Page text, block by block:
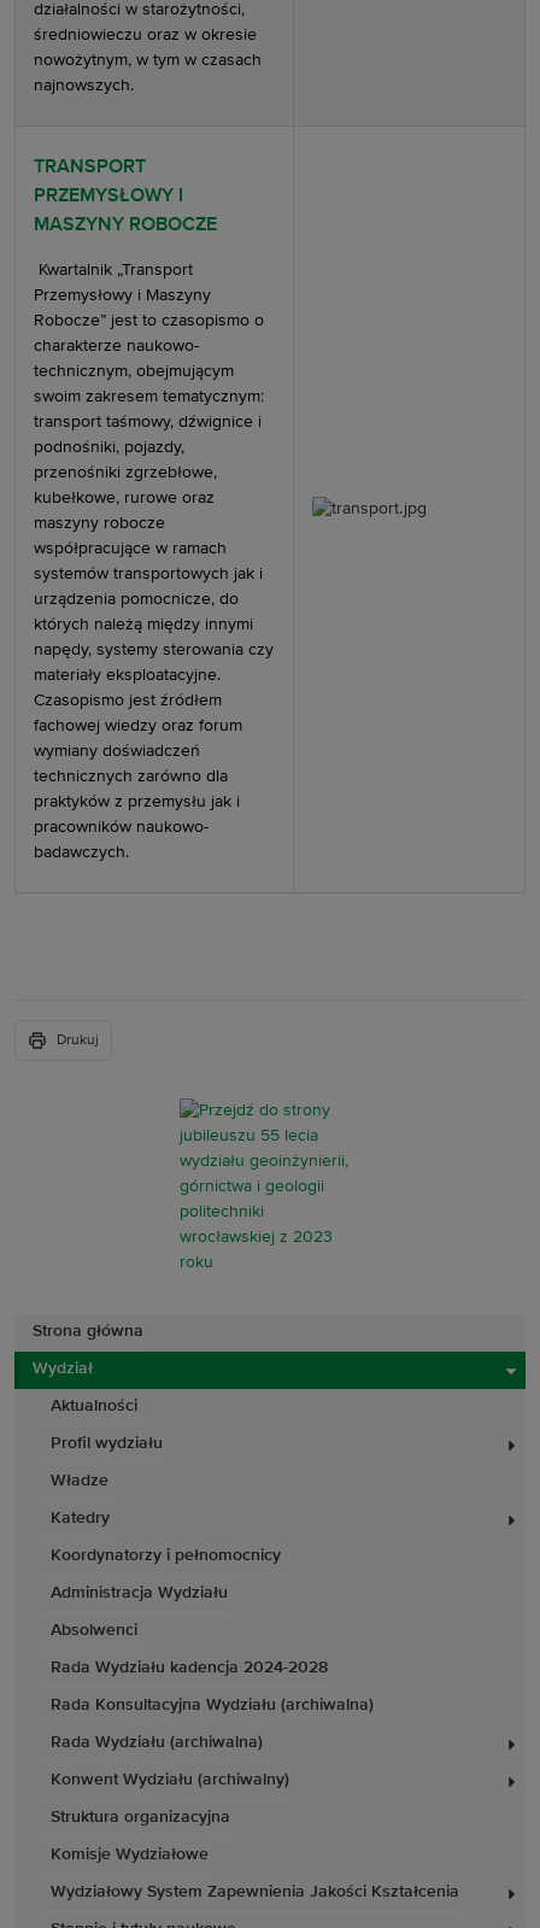
Strona główna
Wydział
Aktualności
Profil wydziału
Władze
Katedry
Koordynatorzy i pełnomocnicy
Administracja Wydziału
Absolwenci
Rada Wydziału kadencja 2024-2028
Rada Konsultacyjna Wydziału (archiwalna)
Rada Wydziału (archiwalna)
Konwent Wydziału (archiwalny)
Struktura organizacyjna
Komisje Wydziałowe
Wydziałowy System Zapewnienia Jakości Kształcenia
działalności w starożytności,
średniowieczu oraz w okresie
nowożytnym, w tym w czasach
najnowszych.
TRANSPORT
PRZEMYSŁOWY I
MASZYNY ROBOCZE
Kwartalnik „Transport
Przemysłowy i Maszyny
Robocze” jest to czasopismo o
charakterze naukowo-
technicznym, obejmującym
swoim zakresem tematycznym:
transport taśmowy, dźwignice i
podnośniki, pojazdy,
przenośniki zgrzebłowe,
kubełkowe, rurowe oraz
maszyny robocze
współpracujące w ramach
systemów transportowych jak i
urządzenia pomocnicze, do
których należą między innymi
napędy, systemy sterowania czy
materiały eksploatacyjne.
Czasopismo jest źródłem
fachowej wiedzy oraz forum
wymiany doświadczeń
technicznych zarówno dla
praktyków z przemysłu jak i
pracowników naukowo-
badawczych.
Drukuj